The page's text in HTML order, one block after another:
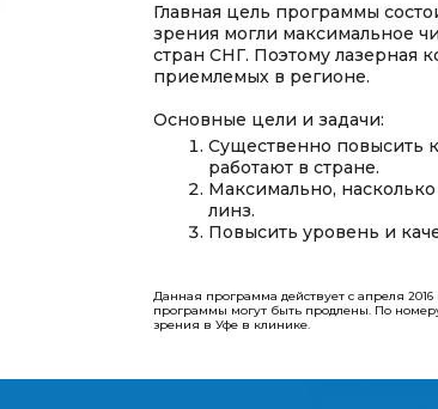
Главная цель программы
зрения могли максимальное
стран СНГ. Поэтому лазерная
приемлемых в регионе.
Основные цели и задачи:
Существенно повысить
работают в стране.
Максимально,
линз.
Повысить уровень и
Данная программа действует с апреля
программы могут быть продлены.​​​​​​​ По
зрения в Уфе в клинике.